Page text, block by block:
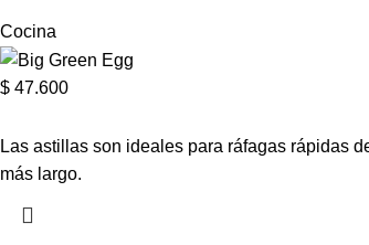
Cocina
$ 47.600
Las astillas son ideales para ráfagas rápidas
más largo.